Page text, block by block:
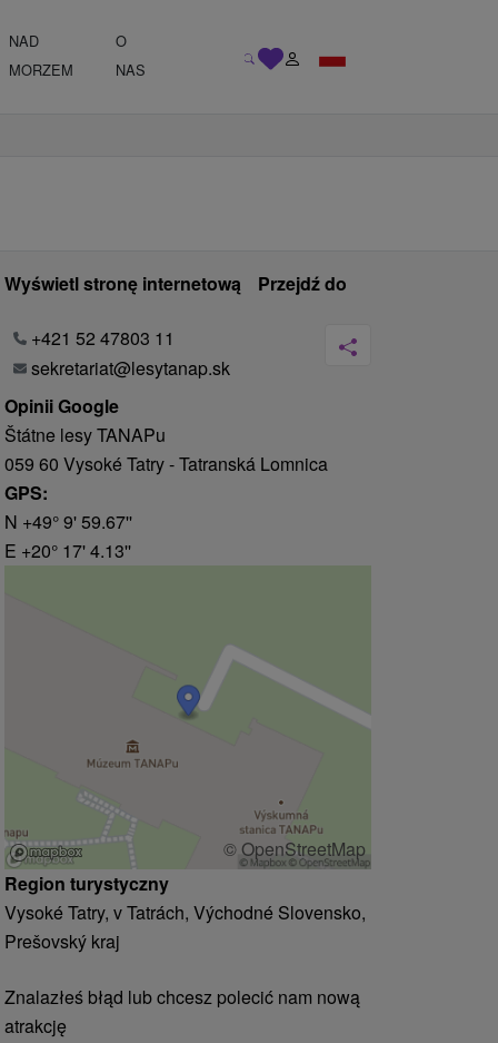
NAD
MORZEM
O
NAS
Wyświetl stronę internetową Przejdź do
+421 52 47803 11
sekretariat@lesytanap.sk
Opinii Google
Štátne lesy TANAPu
059 60 Vysoké Tatry - Tatranská Lomnica
GPS:
N +49° 9' 59.67''
E +20° 17' 4.13''
© OpenStreetMap
Region turystyczny
Vysoké Tatry, v Tatrách, Východné Slovensko,
Prešovský kraj
Znalazłeś błąd lub chcesz polecić nam nową
atrakcję